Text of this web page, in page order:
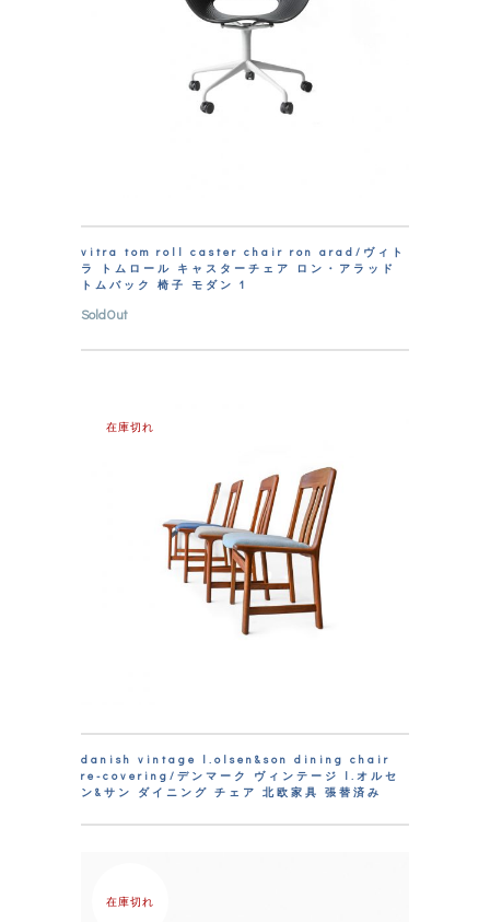
vitra tom roll caster chair ron arad/ヴィト
ラ トムロール キャスターチェア ロン・アラッド
トムバック 椅子 モダン 1
SoldOut
在庫切れ
danish vintage l.olsen&son dining chair
re-covering/デンマーク ヴィンテージ l.オルセ
ン&サン ダイニング チェア 北欧家具 張替済み
在庫切れ